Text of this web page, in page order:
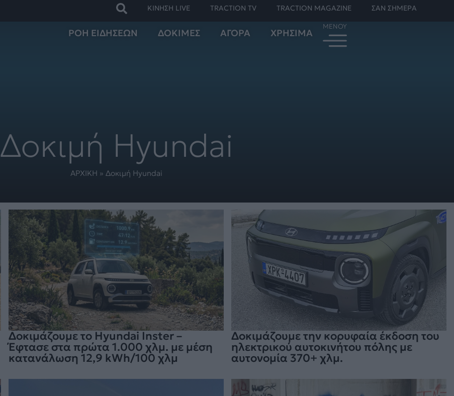
ΚΙΝΗΣΗ LIVE TRACTION TV TRACTION MAGAZINE ΣΑΝ ΣΗΜΕΡΑ
ΡΟΗ ΕΙΔΗΣΕΩΝ ΔΟΚΙΜΕΣ ΑΓΟΡΑ ΧΡΗΣΙΜΑ
Δοκιμή Hyundai
ΑΡΧΙΚΗ » Δοκιμή Hyundai
Δοκιμάζουμε το Hyundai Inster –
Έφτασε στα πρώτα 1.000 χλμ. με μέση
κατανάλωση 12,9 kWh/100 χλμ
Δοκιμάζουμε την κορυφαία έκδοση του
ηλεκτρικού αυτοκινήτου πόλης με
αυτονομία 370+ χλμ.